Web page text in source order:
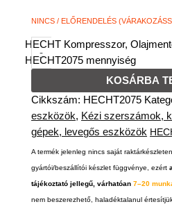
NINCS / ELŐRENDELÉS
-
HECHT Kompresszor,
HECHT2075 mennyiség
KOSÁRBA
Cikkszám: HECHT2075
eszközök, Kézi szerszámok,
gépek, levegős eszközök
A termék jelenleg nincs saját
gyártói/beszállítói készlet függvénye, ezért
tájékoztató jellegű, várhatóan7–20
nem beszerezhető, haladéktalanul